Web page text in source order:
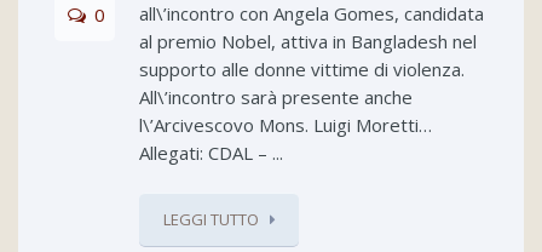
0
all\’incontro con Angela Gomes, candidata
al premio Nobel, attiva in Bangladesh nel
supporto alle donne vittime di violenza.
All\’incontro sarà presente anche
l\’Arcivescovo Mons. Luigi Moretti…
Allegati: CDAL – ...
LEGGI TUTTO